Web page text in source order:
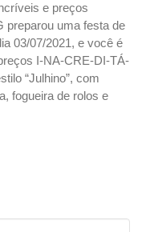
e preços
preparou uma festa de
03/07/2021, e você é
I-NA-CRE-DI-TÁ-
“Julhino”, com
fogueira de rolos e